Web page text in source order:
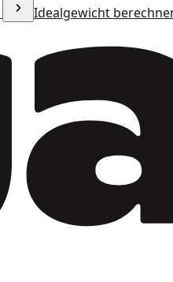
Idealgewicht